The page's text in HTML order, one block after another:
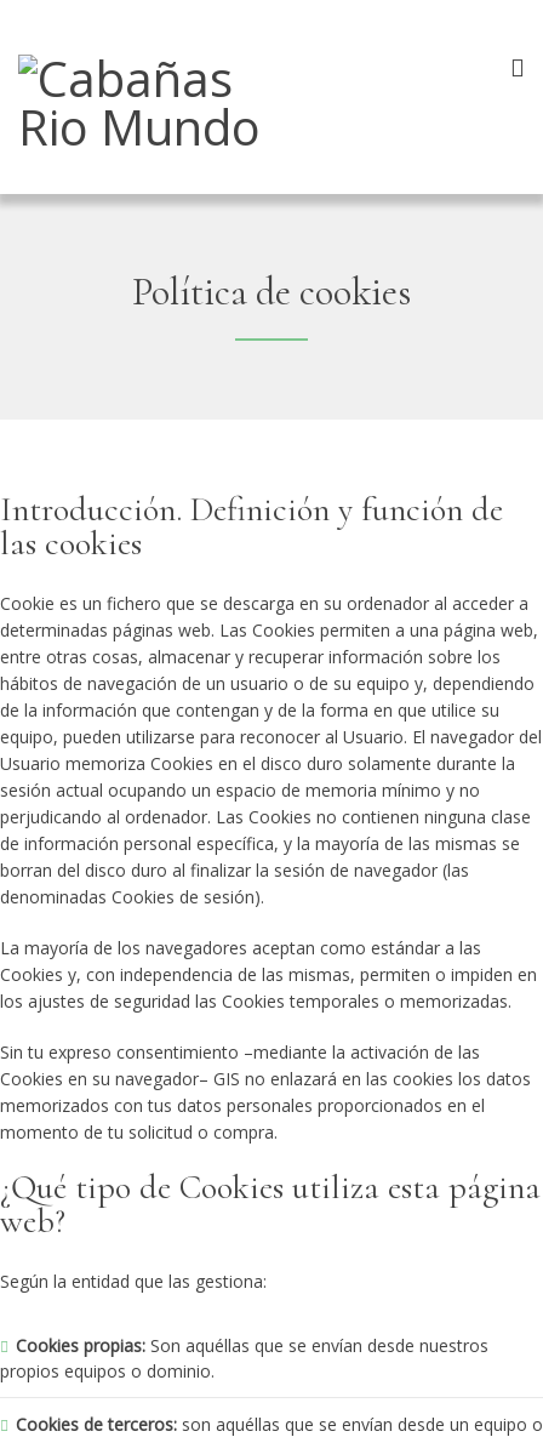
Política de cookies
Introducción. Definición y función de
las cookies
Cookie es un fichero que se descarga en su ordenador al acceder a
determinadas páginas web. Las Cookies permiten a una página web,
entre otras cosas, almacenar y recuperar información sobre los
hábitos de navegación de un usuario o de su equipo y, dependiendo
de la información que contengan y de la forma en que utilice su
equipo, pueden utilizarse para reconocer al Usuario. El navegador del
Usuario memoriza Cookies en el disco duro solamente durante la
sesión actual ocupando un espacio de memoria mínimo y no
perjudicando al ordenador. Las Cookies no contienen ninguna clase
de información personal específica, y la mayoría de las mismas se
borran del disco duro al finalizar la sesión de navegador (las
denominadas Cookies de sesión).
La mayoría de los navegadores aceptan como estándar a las
Cookies y, con independencia de las mismas, permiten o impiden en
los ajustes de seguridad las Cookies temporales o memorizadas.
Sin tu expreso consentimiento –mediante la activación de las
Cookies en su navegador– GIS no enlazará en las cookies los datos
memorizados con tus datos personales proporcionados en el
momento de tu solicitud o compra.
¿Qué tipo de Cookies utiliza esta página
web?
Según la entidad que las gestiona:
Cookies propias: Son aquéllas que se envían desde nuestros
propios equipos o dominio.
Cookies de terceros: son aquéllas que se envían desde un equipo o